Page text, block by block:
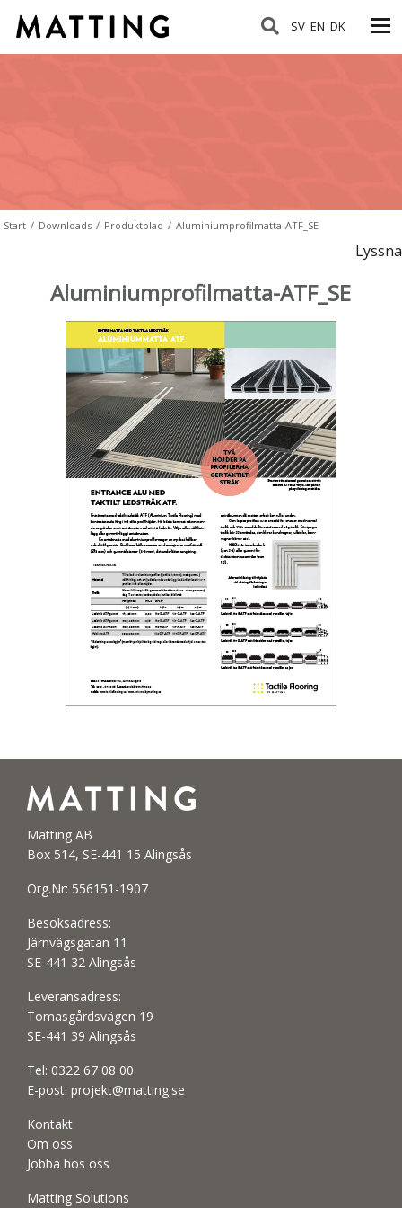
SV EN DK
Start / Downloads / Produktblad / Aluminiumprofilmatta-ATF_SE
Lyssna
Aluminiumprofilmatta-ATF_SE
Matting AB
Box 514, SE-441 15 Alingsås
Org.Nr: 556151-1907
Besöksadress:
Järnvägsgatan 11
SE-441 32 Alingsås
Leveransadress:
Tomasgårdsvägen 19
SE-441 39 Alingsås
Tel: 0322 67 08 00
E-post: projekt@matting.se
Kontakt
Om oss
Jobba hos oss
Matting Solutions